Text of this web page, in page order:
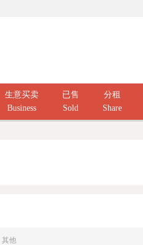
生意买卖
Business
已售
Sold
分租
Share
其他